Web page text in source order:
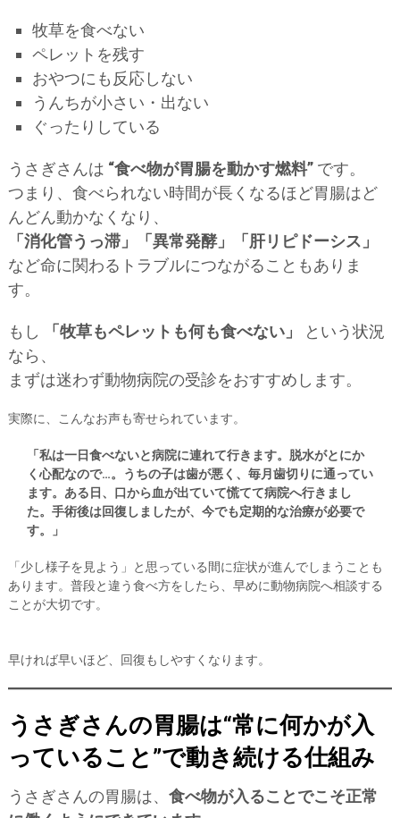
牧草を食べない
ペレットを残す
おやつにも反応しない
うんちが小さい・出ない
ぐったりしている
うさぎさんは “食べ物が胃腸を動かす燃料”です。
つまり、食べられない時間が長くなるほど胃腸はど
んどん動かなくなり、
「消化管うっ滞」「異常発酵」「肝リピドーシス」
など命に関わるトラブルにつながることもありま
す。
もし 「牧草もペレットも何も食べない」
という状況
なら、
まずは迷わず動物病院の受診をおすすめします。
実際に、こんなお声も寄せられています。
「私は一日食べないと病院に連れて行きます。脱水がとにか
く心配なので…。うちの子は歯が悪く、毎月歯切りに通ってい
ます。ある日、口から血が出ていて慌てて病院へ行きまし
た。手術後は回復しましたが、今でも定期的な治療が必要で
す。」
「少し様子を見よう」と思っている間に症状が進んでしまうことも
あります。普段と違う食べ方をしたら、早めに動物病院へ相談する
ことが大切です。
早ければ早いほど、回復もしやすくなります。
うさぎさんの胃腸は“常に何かが入
っていること”で動き続ける仕組み
うさぎさんの胃腸は、 食べ物が入ることでこそ正常